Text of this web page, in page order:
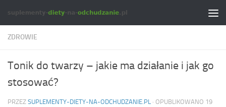
Skip to content
ZDROWIE
Tonik do twarzy – jakie ma działanie i jak go
stosować?
PRZEZ SUPLEMENTY-DIETY-NA-ODCHUDZANIE.PL · OPUBLIKOWANO 19